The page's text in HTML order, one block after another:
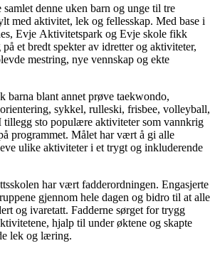
denne uken barn og unge til tre
med aktivitet, lek og fellesskap. Med base i
Evje Aktivitetspark og Evje skole fikk
et bredt spekter av idretter og aktiviteter,
mestring, nye vennskap og ekte
barna blant annet prøve taekwondo,
sykkel, rulleski, frisbee, volleyball,
tillegg sto populære aktiviteter som vannkrig
programmet. Målet har vært å gi alle
ulike aktiviteter i et trygt og inkluderende
har vært fadderordningen. Engasjerte
gjennom hele dagen og bidro til at alle
og ivaretatt. Fadderne sørget for trygg
hjalp til under øktene og skapte
lek og læring.